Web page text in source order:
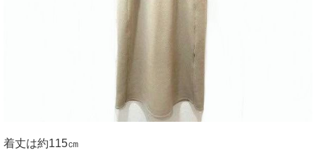
着丈は約115㎝